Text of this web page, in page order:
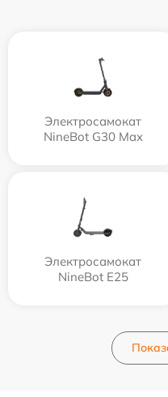
Электросамокат
NineBot G30 Max
Электросамокат
NineBot E25